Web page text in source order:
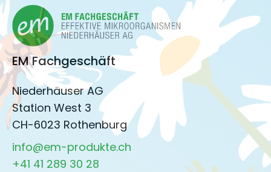
EM Fachgeschäft
Niederhäuser AG
Station West 3
CH-6023 Rothenburg
info@em-produkte.ch
+41 41 289 30 28